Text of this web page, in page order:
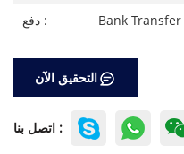
دفع :
Bank Transfer
التحقيق الآن
اتصل بنا :